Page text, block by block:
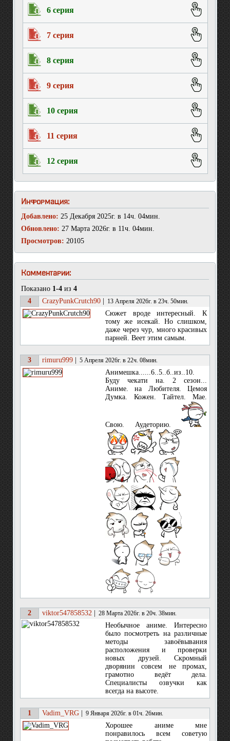
6 серия
7 серия
8 серия
9 серия
10 серия
11 серия
12 серия
Информация:
Добавлено: 25 Декабря 2025г. в 14ч. 04мин.
Обновлено: 27 Марта 2026г. в 11ч. 04мин.
Просмотров: 20105
Комментарии:
Показано 1-4 из 4
4
CrazyPunkCrutch90 13 Апреля 2026г. в 23ч. 50мин.
Сюжет вроде интересный. К
тому же исекай. Но слишком,
даже через чур, много красивых
парней. Веет этим самым.
3 rimuru999 5 Апреля 2026г. в 22ч. 08мин.
Анимешка......6..5..б..из..10.
Буду чекати на. 2 сезон...
Аниме. на Любителя. Цемоя
Думка. Кожен. Тайтел. Мае.
Свою. Аудеторию.
2 viktor547858532 28 Марта 2026г. в 20ч. 38мин.
Необычное аниме. Интересно
было посмотреть на различные
методы завоёвывания
расположения и проверки
новых друзей. Скромный
дворянин совсем не промах,
грамотно ведёт дела.
Специалисты озвучки как
всегда на высоте.
1 Vadim_VRG 9 Января 2026г. в 01ч. 26мин.
Хорошее аниме мне
понравилось всем советую